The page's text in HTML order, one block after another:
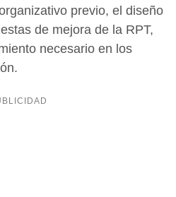
previo, el diseño
de mejora de la RPT,
necesario en los